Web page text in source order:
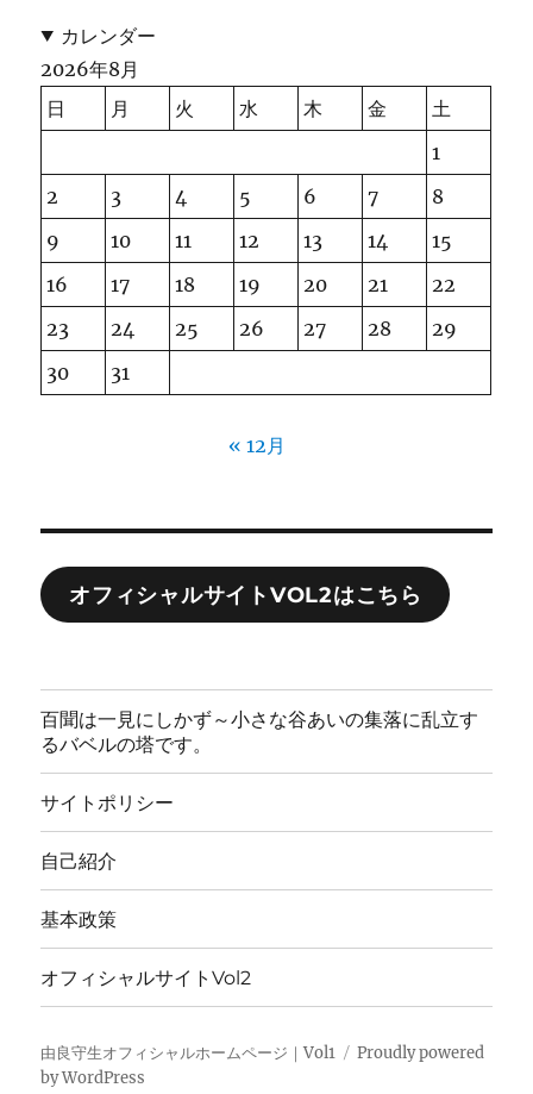
カレンダー
2026年8月
日
月 火 水 木 金
土
1
2
3 4 5 6 7
8
9
10 11 12 13 14
15
16
17 18 19 20 21
22
23
24 25 26 27 28
29
30
31
« 12月
オフィシャルサイトVOL2はこちら
百聞は一見にしかず～小さな谷あいの集落に乱立す
るバベルの塔です。
サイトポリシー
自己紹介
基本政策
オフィシャルサイトVol2
由良守生オフィシャルホームページ｜Vol1
Proudly powered
by WordPress